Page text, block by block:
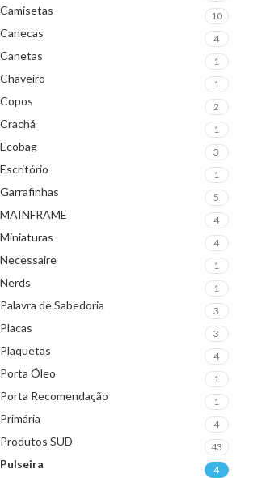
Camisetas 10
Canecas 4
Canetas 1
Chaveiro 1
Copos 2
Crachá 1
Ecobag 3
Escritório 1
Garrafinhas 5
MAINFRAME 4
Miniaturas 4
Necessaire 1
Nerds 1
Palavra de Sabedoria 3
Placas 3
Plaquetas 4
Porta Óleo 1
Porta Recomendação 1
Primária 4
Produtos SUD 43
Pulseira 4